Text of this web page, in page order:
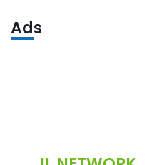
Ads